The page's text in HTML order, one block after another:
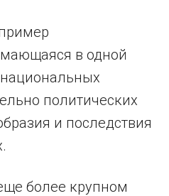
в одной
национальных
политических
и последствия
более крупном